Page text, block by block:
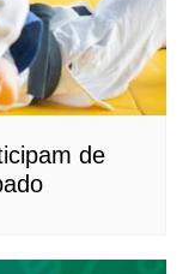
de